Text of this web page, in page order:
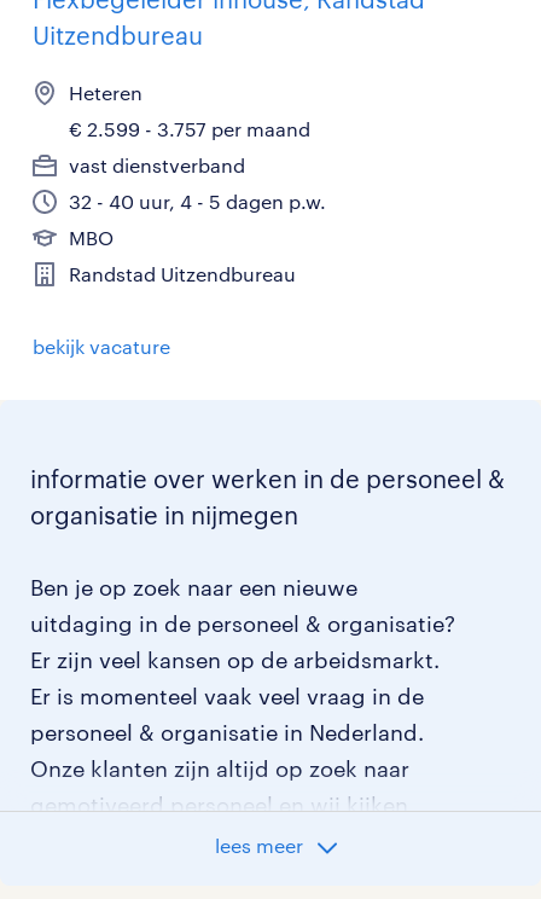
Uitzendbureau
Heteren
€ 2.599 - 3.757 per maand
vast dienstverband
32 - 40 uur, 4 - 5 dagen p.w.
MBO
Randstad Uitzendbureau
bekijk vacature
informatie over werken in de personeel &
organisatie in nijmegen
Ben je op zoek naar een nieuwe
uitdaging in de personeel & organisatie?
Er zijn veel kansen op de arbeidsmarkt.
Er is momenteel vaak veel vraag in de
personeel & organisatie in Nederland.
Onze klanten zijn altijd op zoek naar
gemotiveerd personeel en wij kijken
graag samen met je naar de organisatie
lees meer